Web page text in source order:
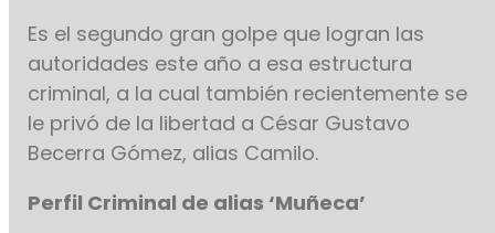
Es el segundo gran golpe que logran las
autoridades este año a esa estructura
criminal, a la cual también recientemente se
le privó de la libertad a César Gustavo
Becerra Gómez, alias Camilo.
Perfil Criminal de alias ‘Muñeca’